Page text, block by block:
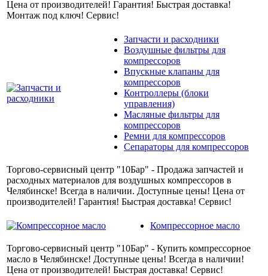
Цена от производителей! Гарантия! Быстрая доставка!
Монтаж под ключ! Сервис!
Запчасти и расходники
Воздушные фильтры для
компрессоров
Впускные клапаны для
компрессоров
Контроллеры (блоки
управления)
Масляные фильтры для
компрессоров
Ремни для компрессоров
Сепараторы для компрессоров
Торгово-сервисный центр "10Бар" - Продажа запчастей и
расходных материалов для воздушных компрессоров в
Челябинске! Всегда в наличии. Доступные цены! Цена от
производителей! Гарантия! Быстрая доставка! Сервис!
Компрессорное масло
Торгово-сервисный центр "10Бар" - Купить компрессорное
масло в Челябинске! Доступные цены! Всегда в наличии!
Цена от производителей! Быстрая доставка! Сервис!